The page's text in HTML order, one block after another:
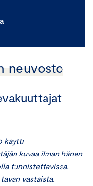
neuvosto
käytti
kuvaa ilman hänen
tunnistettavissa.
vastaista.